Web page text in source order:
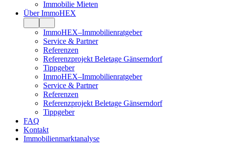
Immobilie Mieten
Über ImmoHEX
ImmoHEX–Immobilienratgeber
Service & Partner
Referenzen
Referenzprojekt Beletage Gänserndorf
Tippgeber
ImmoHEX–Immobilienratgeber
Service & Partner
Referenzen
Referenzprojekt Beletage Gänserndorf
Tippgeber
FAQ
Kontakt
Immobilienmarktanalyse